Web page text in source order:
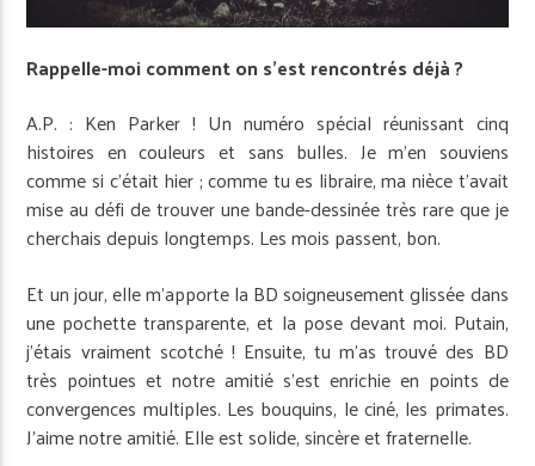
Rappelle-moi comment on s’est rencontrés déjà ?
A.P. : Ken Parker ! Un numéro spécial réunissant cinq
histoires en couleurs et sans bulles. Je m’en souviens
comme si c’était hier ; comme tu es libraire, ma nièce t’avait
mise au défi de trouver une bande-dessinée très rare que je
cherchais depuis longtemps. Les mois passent, bon.
Et un jour, elle m’apporte la BD soigneusement glissée dans
une pochette transparente, et la pose devant moi. Putain,
j’étais vraiment scotché ! Ensuite, tu m’as trouvé des BD
très pointues et notre amitié s’est enrichie en points de
convergences multiples. Les bouquins, le ciné, les primates.
J’aime notre amitié. Elle est solide, sincère et fraternelle.